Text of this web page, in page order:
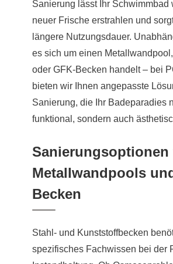
Sanierung lässt Ihr Schwimmbad
neuer Frische erstrahlen und
längere Nutzungsdauer.
es sich um einen
oder GFK-Becken handelt – bei
bieten wir Ihnen angepasste
Sanierung, die Ihr Badeparadies
funktional, sondern auch
Sanierungsoptionen
Metallwandpools
Becken
Stahl- und Kunststoffbecken
spezifisches Fachwissen bei der